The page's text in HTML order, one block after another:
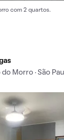
com 2 quartos.
Morro · São